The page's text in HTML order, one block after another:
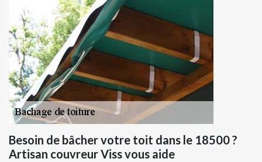
Besoin de bâcher votre toit dans le 18500 ?
Artisan couvreur Viss vous aide